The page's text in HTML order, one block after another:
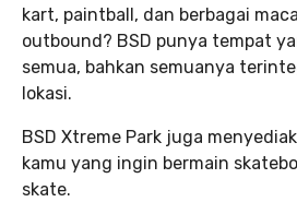
kart, paintball, dan berbagai
outbound? BSD punya tempat
semua, bahkan semuanya
lokasi.
BSD Xtreme Park juga
kamu yang ingin bermain
skate.